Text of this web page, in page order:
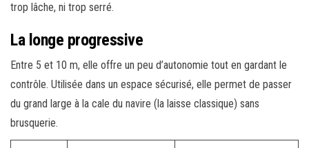
trop lâche, ni trop serré.
La longe progressive
Entre 5 et 10 m, elle offre un peu d’autonomie tout en gardant le
contrôle. Utilisée dans un espace sécurisé, elle permet de passer
du grand large à la cale du navire (la laisse classique) sans
brusquerie.